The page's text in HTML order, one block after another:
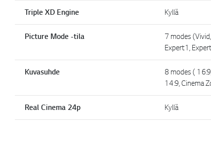
Triple XD Engine Kyllä
Picture Mode -tila
7 modes
Expert1,
Kuvasuhde
8 modes (
14:9, Cinema
Real Cinema 24p Kyllä